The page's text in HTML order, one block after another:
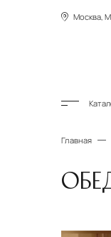
Москва,
Главная